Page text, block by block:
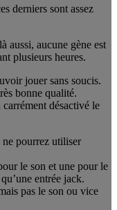
derniers sont assez
aussi, aucune gène est
plusieurs heures.
jouer sans soucis.
bonne qualité.
désactivé le
pourrez utiliser
le son et une pour le
entrée jack.
pas le son ou vice